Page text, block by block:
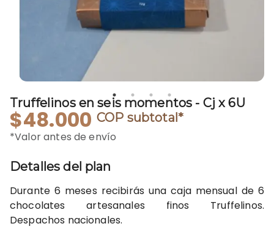
Truffelinos en seis momentos - Cj x 6U
$48.000 COP subtotal*
*Valor antes de envío
Detalles del plan
Durante 6 meses recibirás una caja mensual de 6
chocolates artesanales finos Truffelinos.
Despachos nacionales.